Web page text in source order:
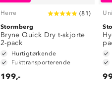
Herre (81 )
Stormberg
Bryne Quick Dry t-skjorte
2-pack
Hurtigtørkende
Fukttransporterende
199,-